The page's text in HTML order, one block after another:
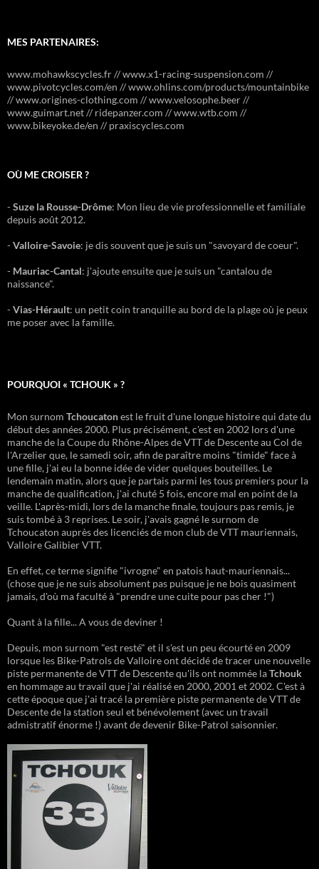
MES PARTENAIRES:
www.mohawkscycles.fr // www.x1-racing-suspension.com //
www.pivotcycles.com/en // www.ohlins.com/products/mountainbike
// www.origines-clothing.com // www.velosophe.beer //
www.guimart.net // ridepanzer.com // www.wtb.com //
www.bikeyoke.de/en // praxiscycles.com
OÙ ME CROISER ?
-Suze la Rousse-Drôme: Mon lieu de vie professionnelle et familiale
depuis août 2012.
-Valloire-Savoie: je dis souvent que je suis un "savoyard de coeur".
- Mauriac-Cantal: j'ajoute ensuite que je suis un "cantalou de
naissance".
-Vias-Hérault: un petit coin tranquille au bord de la plage où je peux
me poser avec la famille.
POURQUOI « TCHOUK » ?
Mon surnom Tchoucatonest le fruit d'une longue histoire qui date du
début des années 2000. Plus précisément, c'est en 2002 lors d'une
manche de la Coupe du Rhône-Alpes de VTT de Descente au Col de
l'Arzelier que, le samedi soir, afin de paraître moins "timide" face à
une fille, j'ai eu la bonne idée de vider quelques bouteilles. Le
lendemain matin, alors que je partais parmi les tous premiers pour la
manche de qualification, j'ai chuté 5 fois, encore mal en point de la
veille. L'après-midi, lors de la manche finale, toujours pas remis, je
suis tombé à 3 reprises. Le soir, j'avais gagné le surnom de
Tchoucaton auprès des licenciés de mon club de VTT mauriennais,
Valloire Galibier VTT.
En effet, ce terme signifie "ivrogne" en patois haut-mauriennais...
(chose que je ne suis absolument pas puisque je ne bois quasiment
jamais, d'où ma faculté à "prendre une cuite pour pas cher !")
Quant à la fille... A vous de deviner !
Depuis, mon surnom "est resté" et il s'est un peu écourté en 2009
lorsque les Bike-Patrols de Valloire ont décidé de tracer une nouvelle
piste permanente de VTT de Descente qu'ils ont nommée laTchouk
en hommage au travail que j'ai réalisé en 2000, 2001 et 2002. C'est à
cette époque que j'ai tracé la première piste permanente de VTT de
Descente de la station seul et bénévolement (avec un travail
admistratif énorme !) avant de devenir Bike-Patrol saisonnier.